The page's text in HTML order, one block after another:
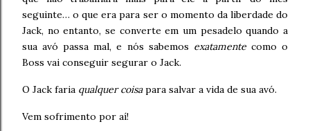
seguinte… o que era para ser o momento da liberdade do
Jack, no entanto, se converte em um pesadelo quando a
sua avó passa mal, e nós sabemos exatamentecomo o
Boss vai conseguir segurar o Jack.
O Jack faria qualquer coisapara salvar a vida de sua avó.
Vem sofrimento por aí!